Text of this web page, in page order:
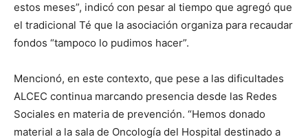
estos meses”, indicó con pesar al tiempo que agregó que
el tradicional Té que la asociación organiza para recaudar
fondos “tampoco lo pudimos hacer”.
Mencionó, en este contexto, que pese a las dificultades
ALCEC continua marcando presencia desde las Redes
Sociales en materia de prevención. “Hemos donado
material a la sala de Oncología del Hospital destinado a